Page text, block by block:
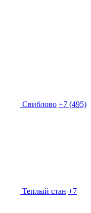
Свиблово +7 (495)
Теплый стан +7